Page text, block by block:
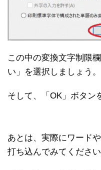
この中の変換文字制限
い」を選択しましょう。
そして、「OK」ボタン
あとは、実際にワード
打ち込んでみてください